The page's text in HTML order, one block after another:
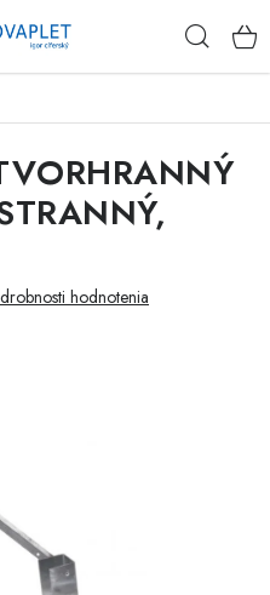
hodnotenia